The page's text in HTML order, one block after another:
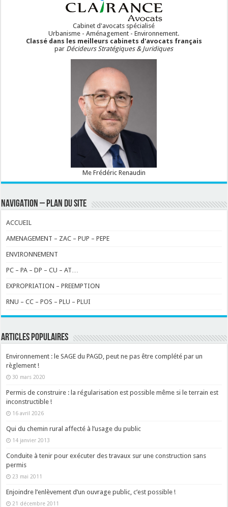
Cabinet d'avocats spécialisé
Urbanisme - Aménagement - Environnement.
Classé dans les meilleurs cabinets d'avocats français
par Décideurs Stratégiques & Juridiques
Me Frédéric Renaudin
NAVIGATION – PLAN DU SITE
ACCUEIL
AMENAGEMENT – ZAC – PUP – PEPE
ENVIRONNEMENT
PC – PA – DP – CU – AT…
EXPROPRIATION – PREEMPTION
RNU – CC – POS – PLU – PLUI
ARTICLES POPULAIRES
Environnement : le SAGE du PAGD, peut ne pas être complété par un
règlement !
30 mars 2020
Permis de construire : la régularisation est possible même si le terrain est
inconstructible !
16 avril 2026
Qui du chemin rural affecté à l’usage du public
14 janvier 2013
Conduite à tenir pour exécuter des travaux sur une construction sans
permis
23 mai 2011
Enjoindre l’enlèvement d’un ouvrage public, c’est possible !
21 décembre 2011